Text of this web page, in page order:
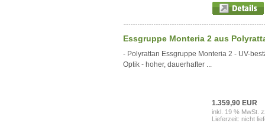
Essgruppe Monteria 2 aus
- Polyrattan Essgruppe Monteria 2 - UV-
Optik - hoher, dauerhafter ...
1.359,90 EUR
inkl. 19 % MwSt.
Lieferzeit: nicht